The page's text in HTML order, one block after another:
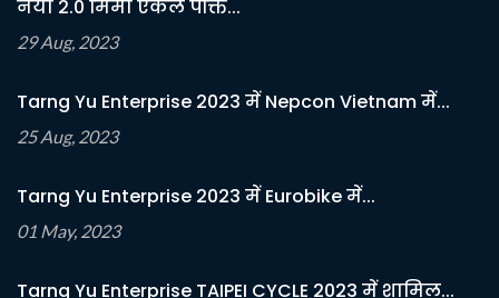
नया 2.0 मिमी एकल पंक्ति...
29 Aug, 2023
Tarng Yu Enterprise 2023 में Nepcon Vietnam में...
25 Aug, 2023
Tarng Yu Enterprise 2023 में Eurobike में...
01 May, 2023
Tarng Yu Enterprise TAIPEI CYCLE 2023 में शामिल...